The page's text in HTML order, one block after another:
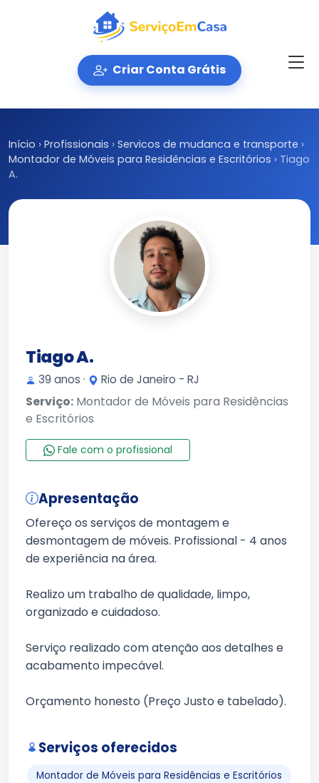
Criar Conta Grátis
Início › Profissionais › Servicos de mudanca e transporte ›
Montador de Móveis para Residências e Escritórios › Tiago
A.
Tiago A.
39 anos · Rio de Janeiro - RJ
Serviço: Montador de Móveis para Residências
e Escritórios
Fale com o profissional
Apresentação
Ofereço os serviços de montagem e
desmontagem de móveis. Profissional - 4 anos
de experiência na área.
Realizo um trabalho de qualidade, limpo,
organizado e cuidadoso.
Serviço realizado com atenção aos detalhes e
acabamento impecável.
Orçamento honesto (Preço Justo e tabelado).
Serviços oferecidos
Montador de Móveis para Residências e Escritórios